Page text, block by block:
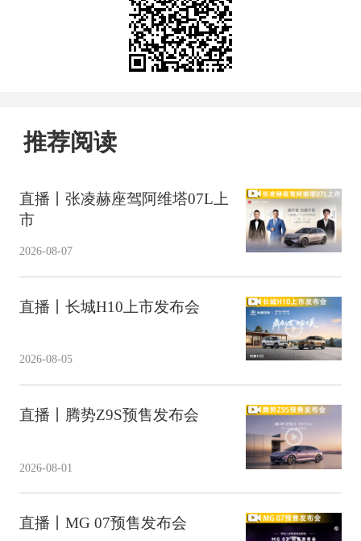
推荐阅读
直播丨张凌赫座驾阿维塔07L上
市
2026-08-07
直播丨长城H10上市发布会
2026-08-05
直播丨腾势Z9S预售发布会
2026-08-01
直播丨MG 07预售发布会